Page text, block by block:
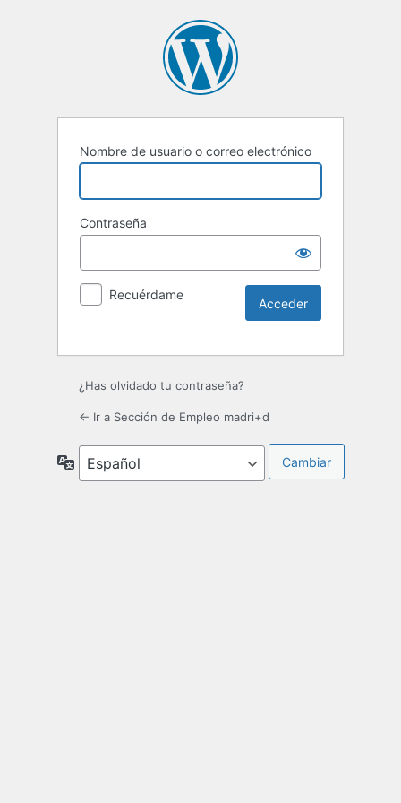
Nombre de usuario o correo electrónico
Contraseña
Recuérdame
¿Has olvidado tu contraseña?
← Ir a Sección de Empleo madri+d
Idioma